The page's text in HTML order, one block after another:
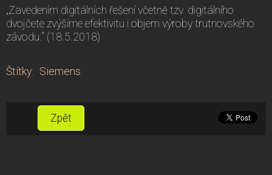
„Zavedením digitálních řešení včetně tzv. digitálního
dvojčete zvýšíme efektivitu i objem výroby trutnovského
závodu.“ (18.5.2018)
Štítky: Siemens
Zpět